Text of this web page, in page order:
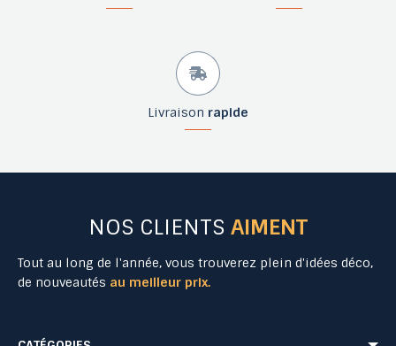
Livraison rapide
NOS CLIENTS AIMENT
Tout au long de l'année, vous trouverez plein d'idées déco,
de nouveautés au meilleur prix.